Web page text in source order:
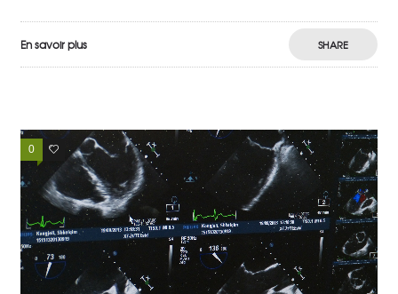
En savoir plus SHARE
0 1